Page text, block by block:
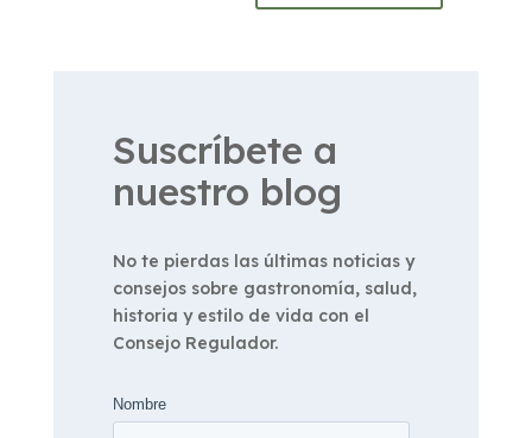
Suscríbete a
nuestro blog
No te pierdas las últimas noticias y
consejos sobre gastronomía, salud,
historia y estilo de vida con el
Consejo Regulador.